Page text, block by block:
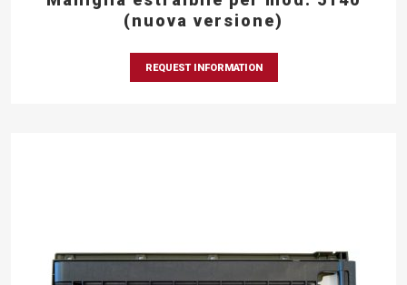
(nuova versione)
REQUEST INFORMATION